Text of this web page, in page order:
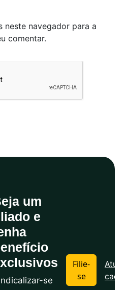
neste navegador para a
comentar.
um
e
se
Filie-
se